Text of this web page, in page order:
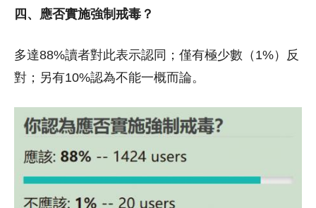
四、應否實施強制戒毒？
多達88%讀者對此表示認同；僅有極少數（1%）反
對；另有10%認為不能一概而論。